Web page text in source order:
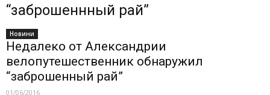
“заброшеннный рай”
Новини
Недалеко от Александрии
велопутешественник обнаружил
“заброшенный рай”
01/06/2016